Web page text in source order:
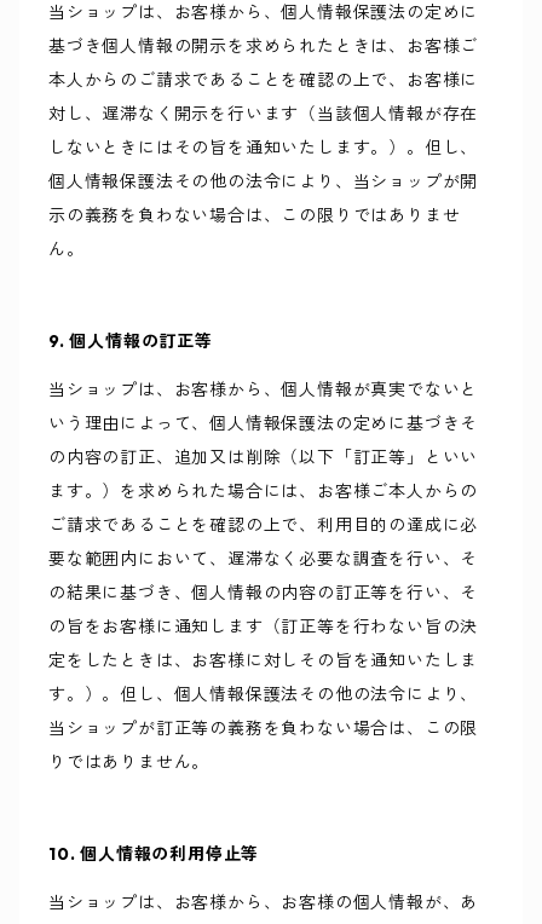
当ショップは、お客様から、個人情報保護法の定めに
基づき個人情報の開示を求められたときは、お客様ご
本人からのご請求であることを確認の上で、お客様に
対し、遅滞なく開示を行います（当該個人情報が存在
しないときにはその旨を通知いたします。）。但し、
個人情報保護法その他の法令により、当ショップが開
示の義務を負わない場合は、この限りではありませ
ん。
9. 個人情報の訂正等
当ショップは、お客様から、個人情報が真実でないと
いう理由によって、個人情報保護法の定めに基づきそ
の内容の訂正、追加又は削除（以下「訂正等」といい
ます。）を求められた場合には、お客様ご本人からの
ご請求であることを確認の上で、利用目的の達成に必
要な範囲内において、遅滞なく必要な調査を行い、そ
の結果に基づき、個人情報の内容の訂正等を行い、そ
の旨をお客様に通知します（訂正等を行わない旨の決
定をしたときは、お客様に対しその旨を通知いたしま
す。）。但し、個人情報保護法その他の法令により、
当ショップが訂正等の義務を負わない場合は、この限
りではありません。
10. 個人情報の利用停止等
当ショップは、お客様から、お客様の個人情報が、あ